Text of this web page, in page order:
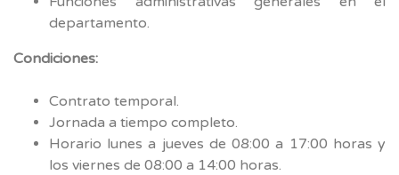
departamento.
Condiciones:
Contrato temporal.
Jornada a tiempo completo.
Horario lunes a jueves de 08:00 a 17:00 horas y
los viernes de 08:00 a 14:00 horas.